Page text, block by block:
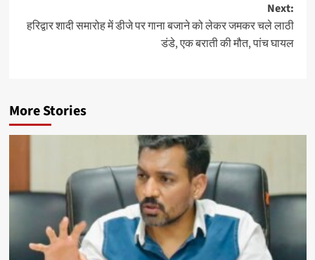
Next:
हरिद्वार शादी समारोह में डीजे पर गाना बजाने को लेकर जमकर चले लाठी
डंडे, एक बराती की मौत, पांच घायल
More Stories